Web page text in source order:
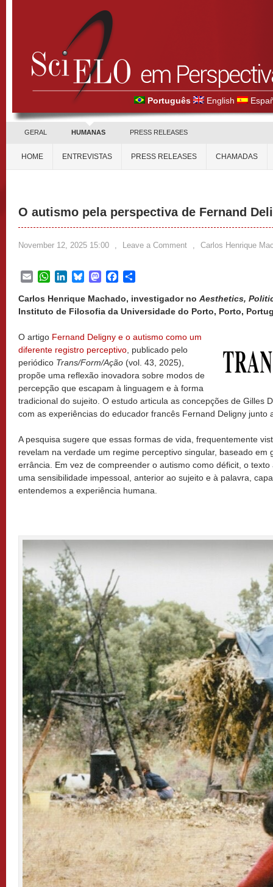
Português English
GERAL HUMANAS PRESS RELEASES
HOME ENTREVISTAS PRESS RELEASES CHAMADAS
O autismo pela perspectiva de Fernand
November 12, 2025 15:00 , Leave a Comment , Carlos Henrique
EmailWhatsApp
LinkedInBlueskyMastodonFacebook
Carlos Henrique Machado, investigador no Aesthetics,
Instituto de Filosofia da Universidade do Porto, Porto,
O artigo Fernand Deligny e o autismo como um
diferente registro perceptivo , publicado pelo
periódico Trans/Form/Ação (vol. 43, 2025),
propõe uma reflexão inovadora sobre modos de
percepção que escapam à linguagem e à forma
tradicional do sujeito. O estudo articula as concepções de Gilles
com as experiências do educador francês Fernand Deligny junto
A pesquisa sugere que essas formas de vida, frequentemente
revelam na verdade um regime perceptivo singular, baseado em
errância. Em vez de compreender o autismo como déficit, o
uma sensibilidade impessoal, anterior ao sujeito e à palavra,
entendemos a experiência humana.